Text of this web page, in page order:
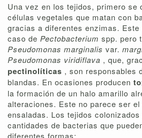
Una vez en los tejidos, primero se
células vegetales que matan con
gracias a diferentes enzimas.
caso de Pectobacterium spp. pero
Pseudomonas marginalis var.
Pseudomonas viridiflava , que,
pectinolíticas , son responsables
blandas. En ocasiones producen
la formación de un halo amarillo
alteraciones. Este no parece ser
ensaladas. Los tejidos colonizados
cantidades de bacterias que
diferentes formas: